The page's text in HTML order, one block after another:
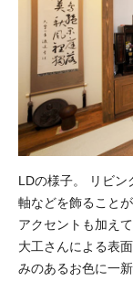
LDの様子。 リビン
軸などを飾ること
アクセントも加え
大工さんによる表
みのあるお色に一